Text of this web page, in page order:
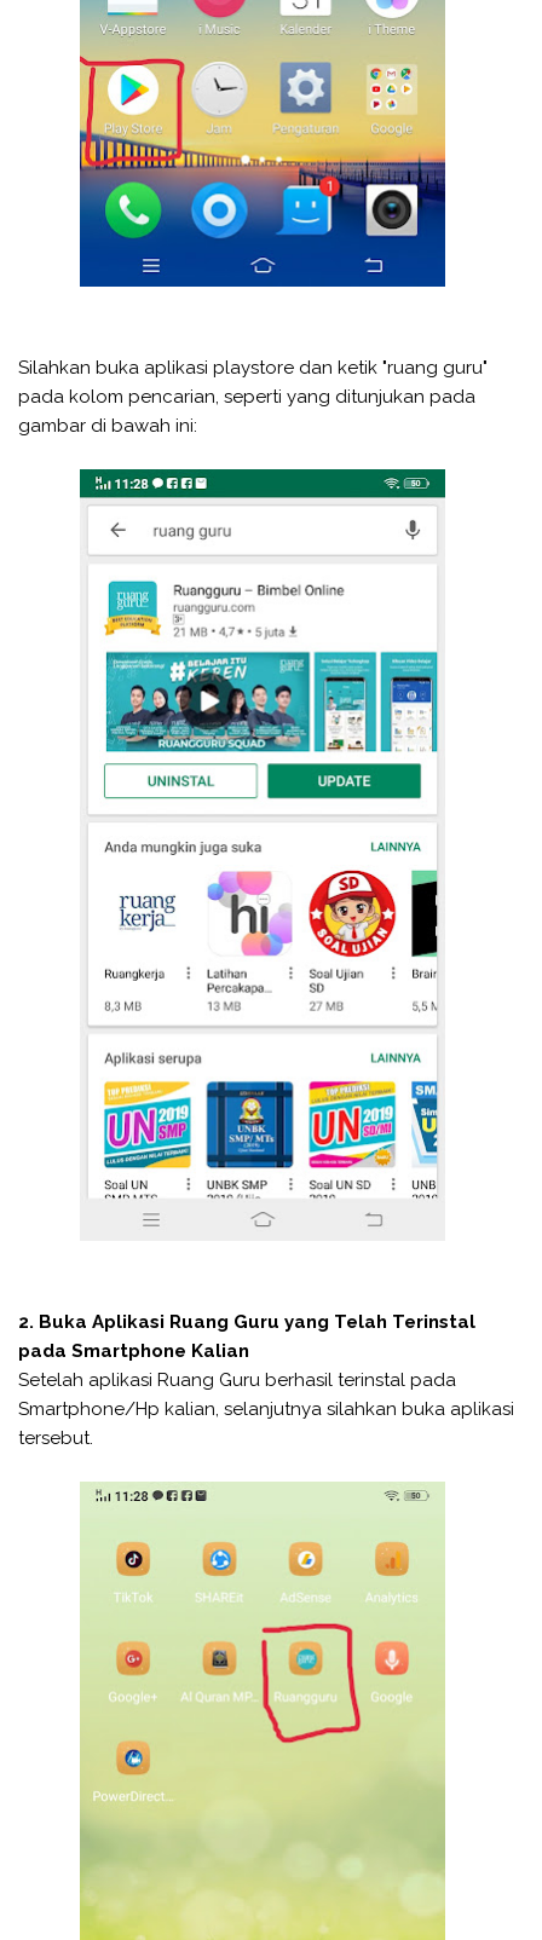
Silahkan buka aplikasi playstore dan ketik "ruang guru"
pada kolom pencarian, seperti yang ditunjukan pada
gambar di bawah ini:
2. Buka Aplikasi Ruang Guru yang Telah Terinstal
pada Smartphone Kalian
Setelah aplikasi Ruang Guru berhasil terinstal pada
Smartphone/Hp kalian, selanjutnya silahkan buka aplikasi
tersebut.